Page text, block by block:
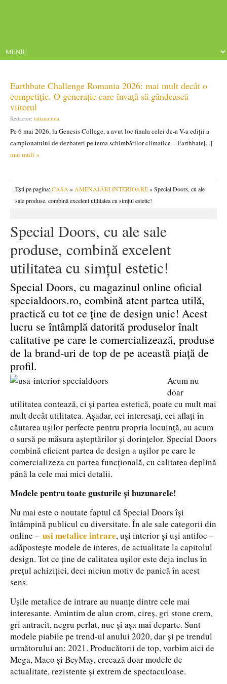
Earthbate Challenge Romania 2026: mai mult decât o
competiție. O generație care învață să gândească
viitorul
Redactor: tatiana.tuta
Pe 6 mai 2026, la Genesis College, a avut loc finala celei de-a V-a ediții a
campionatului de dezbateri pe tema schimbărilor climatice – Earthbate[...]
mai mult »
Ești pe pagina:CASA » AMENAJĂRI INTERIOARE» Special Doors, cu ale
sale produse, combină excelent utilitatea cu simțul estetic!
Special Doors, cu ale sale
produse, combină excelent
utilitatea cu simțul estetic!
Special Doors, cu magazinul online oficial
specialdoors.ro, combină atent partea utilă,
practică cu tot ce ține de design unic! Acest
lucru se întâmplă datorită produselor înalt
calitative pe care le comercializează, produse
de la brand-uri de top de pe această piață de
profil.
Acum nu
doar
utilitatea contează, ci și partea estetică, poate cu mult mai
mult decât utilitatea. Așadar, cei interesați, cei aflați în
căutarea ușilor perfecte pentru propria locuință, au acum
o sursă pe măsura așteptărilor și dorințelor. Special Doors
combină eficient partea de design a ușilor pe care le
comercializeza cu partea funcțională, cu calitatea deplină
până la cele mai mici detalii.
Modele pentru toate gusturile și buzunarele!
Nu mai este o noutate faptul că Special Doors își
întâmpină publicul cu diversitate. În ale sale categorii din
online – usi metalice intrare, uși interior și uși antifoc –
adăpostește modele de interes, de actualitate la capitolul
design. Tot ce ține de calitatea ușilor este deja inclus în
prețul achiziției, deci niciun motiv de panică în acest
sens.
Ușile metalice de intrare au nuanțe dintre cele mai
interesante. Amintim de alun crom, cireș, gri stone crem,
gri antracit, negru perlat, nuc și așa mai departe. Sunt
modele piabile pe trend-ul anului 2020, dar și pe trendul
următorului an: 2021. Producătorii de top, vorbim aici de
Mega, Maco și BeyMay, creează doar modele de
actualitate, rezistente și extrem de spectaculoase.